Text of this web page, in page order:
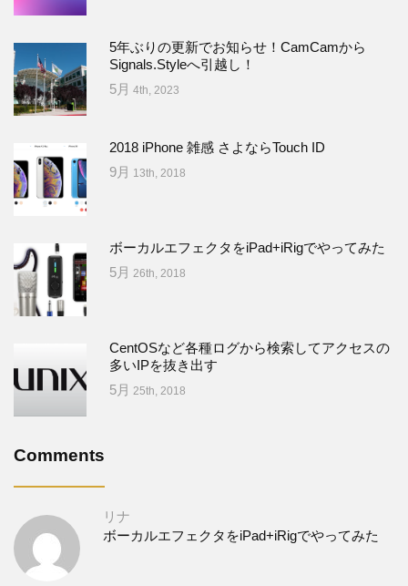
5年ぶりの更新でお知らせ！CamCamから
Signals.Styleへ引越し！
5月 4th, 2023
2018 iPhone 雑感 さよならTouch ID
9月 13th, 2018
ボーカルエフェクタをiPad+iRigでやってみた
5月 26th, 2018
CentOSなど各種ログから検索してアクセスの
多いIPを抜き出す
5月 25th, 2018
Comments
リナ
ボーカルエフェクタをiPad+iRigでやってみた